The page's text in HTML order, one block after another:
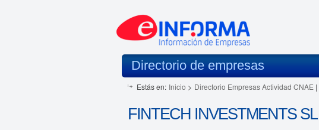
Directorio de empresas
Estás en: Inicio > Directorio Empresas Actividad CNAE |
FINTECH INVESTMENTS